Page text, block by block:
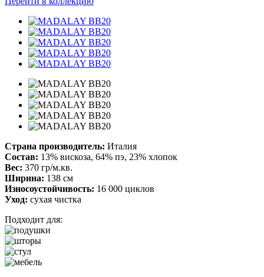
Страна производитель: Италия
Состав: 13% вискоза, 64% пэ, 23% хлопок
Вес: 370 гр/м.кв.
Ширина: 138 см
Износоустойчивость: 16 000 циклов
Уход: сухая чистка
Подходит для: